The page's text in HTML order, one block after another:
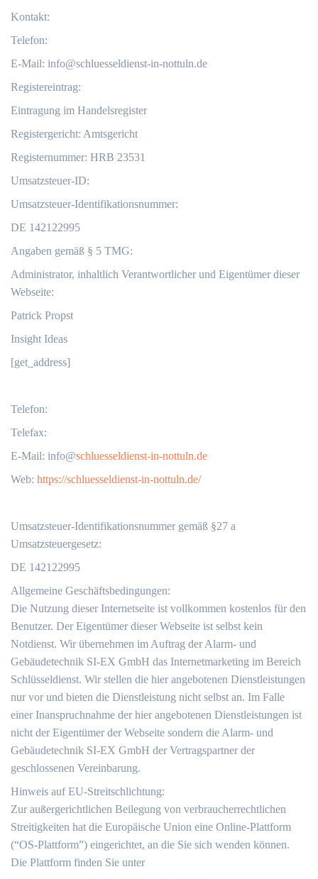
Kontakt:
Telefon:
E-Mail: info@schluesseldienst-in-nottuln.de
Registereintrag:
Eintragung im Handelsregister
Registergericht: Amtsgericht
Registernummer: HRB 23531
Umsatzsteuer-ID:
Umsatzsteuer-Identifikationsnummer:
DE 142122995
Angaben gemäß § 5 TMG:
Administrator, inhaltlich Verantwortlicher und Eigentümer dieser
Webseite:
Patrick Propst
Insight Ideas
[get_address]
Telefon:
Telefax:
‬E-Mail: info@schluesseldienst-in-nottuln.de
Web: https://schluesseldienst-in-nottuln.de/
Umsatzsteuer-Identifikationsnummer gemäß §27 a
Umsatzsteuergesetz:
DE 142122995
Allgemeine Geschäftsbedingungen:
Die Nutzung dieser Internetseite ist vollkommen kostenlos für den
Benutzer. Der Eigentümer dieser Webseite ist selbst kein
Notdienst. Wir übernehmen im Auftrag der Alarm- und
Gebäudetechnik SI-EX GmbH das Internetmarketing im Bereich
Schlüsseldienst. Wir stellen die hier angebotenen Dienstleistungen
nur vor und bieten die Dienstleistung nicht selbst an. Im Falle
einer Inanspruchnahme der hier angebotenen Dienstleistungen ist
nicht der Eigentümer der Webseite sondern die Alarm- und
Gebäudetechnik SI-EX GmbH der Vertragspartner der
geschlossenen Vereinbarung.
Hinweis auf EU-Streitschlichtung:
Zur außergerichtlichen Beilegung von verbraucherrechtlichen
Streitigkeiten hat die Europäische Union eine Online-Plattform
(“OS-Plattform”) eingerichtet, an die Sie sich wenden können.
Die Plattform finden Sie unter